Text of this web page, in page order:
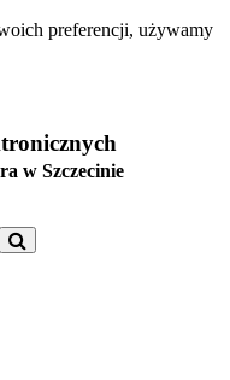
preferencji, używamy
w Szczecinie